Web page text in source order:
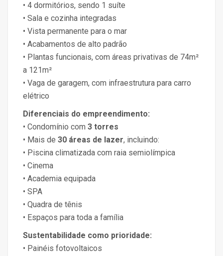
• 4 dormitórios, sendo 1 suíte
• Sala e cozinha integradas
• Vista permanente para o mar
• Acabamentos de alto padrão
• Plantas funcionais, com áreas privativas de 74m²
a 121m²
• Vaga de garagem, com infraestrutura para carro
elétrico
Diferenciais do empreendimento:
• Condomínio com 3 torres
• Mais de 30 áreas de lazer, incluindo:
• Piscina climatizada com raia semiolímpica
• Cinema
• Academia equipada
• SPA
• Quadra de tênis
• Espaços para toda a família
Sustentabilidade como prioridade:
• Painéis fotovoltaicos